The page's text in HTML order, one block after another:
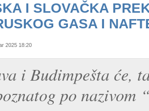
I SLOVAČKA
GASA I
2025 18:20
i Budimpešta će,
po nazivom